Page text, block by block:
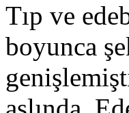
Tıp ve
boyunca